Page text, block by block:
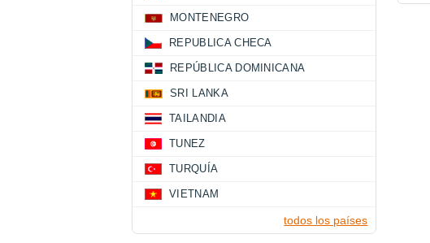
MONTENEGRO
REPUBLICA CHECA
REPÚBLICA DOMINICANA
SRI LANKA
TAILANDIA
TUNEZ
TURQUÍA
VIETNAM
todos los países